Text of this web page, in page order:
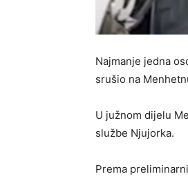
Najmanje jedna
srušio na
U južnom dijelu
službe Njujorka.
Prema